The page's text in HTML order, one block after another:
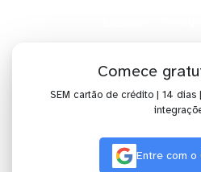
Comece
SEM cartão de crédito | 14 dias
Entre com o